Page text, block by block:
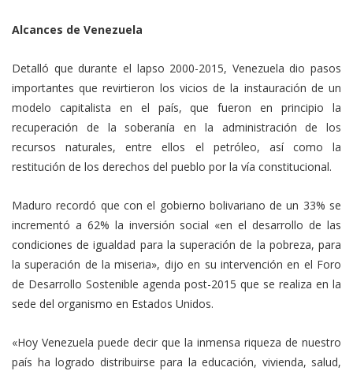
Alcances de Venezuela
Detalló que durante el lapso 2000-2015, Venezuela dio pasos
importantes que revirtieron los vicios de la instauración de un
modelo capitalista en el país, que fueron en principio la
recuperación de la soberanía en la administración de los
recursos naturales, entre ellos el petróleo, así como la
restitución de los derechos del pueblo por la vía constitucional.
Maduro recordó que con el gobierno bolivariano de un 33% se
incrementó a 62% la inversión social «en el desarrollo de las
condiciones de igualdad para la superación de la pobreza, para
la superación de la miseria», dijo en su intervención en el Foro
de Desarrollo Sostenible agenda post-2015 que se realiza en la
sede del organismo en Estados Unidos.
«Hoy Venezuela puede decir que la inmensa riqueza de nuestro
país ha logrado distribuirse para la educación, vivienda, salud,